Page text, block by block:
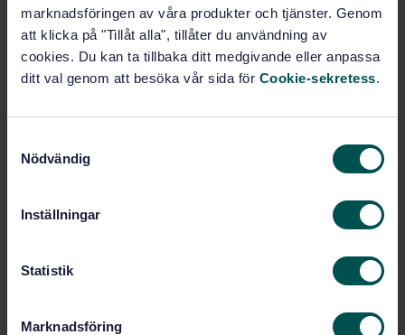
marknadsföringen av våra produkter och tjänster. Genom
att klicka på "Tillåt alla", tillåter du användning av
cookies. Du kan ta tillbaka ditt medgivande eller anpassa
ditt val genom att besöka vår sida för Cookie-sekretess.
Nödvändig
Inställningar
Statistik
Marknadsföring
Produktinformation
Framtagen av:
Sjukvårdstextilier, SIS/TK
Internationell titel:
Health care textiles -
Artikelnummer:
Fastställd: